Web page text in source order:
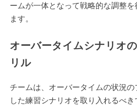
ームが一体となって戦略的な調整
ます。
オーバータイムシナリオ
リル
チームは、オーバータイムの状況
した練習シナリオを取り入れるべ